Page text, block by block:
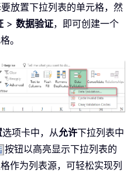
放置下拉列表的单元格，然
> 数据验证，即可创建一个
。
选项卡中，从 允许下拉列表中
按钮以高亮显示下拉列表的
作为列表源，可轻松实现列